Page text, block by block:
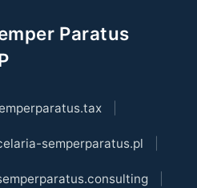
Paratus
semperparatus.pl